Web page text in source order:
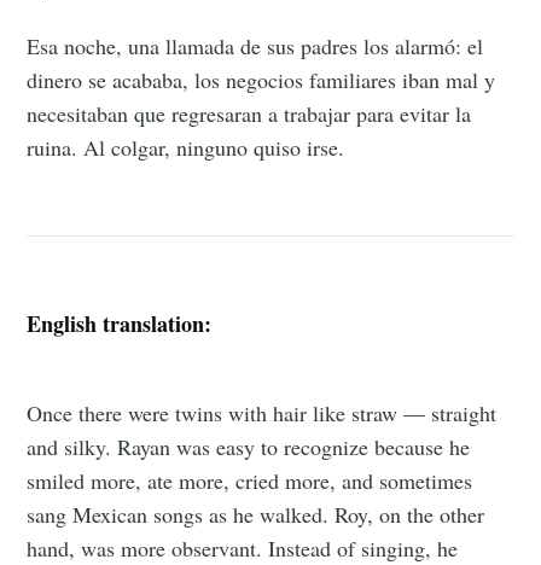
Esa noche, una llamada de sus padres los alarmó: el
dinero se acababa, los negocios familiares iban mal y
necesitaban que regresaran a trabajar para evitar la
ruina. Al colgar, ninguno quiso irse.
English translation:
Once there were twins with hair like straw — straight
and silky. Rayan was easy to recognize because he
smiled more, ate more, cried more, and sometimes
sang Mexican songs as he walked. Roy, on the other
hand, was more observant. Instead of singing, he